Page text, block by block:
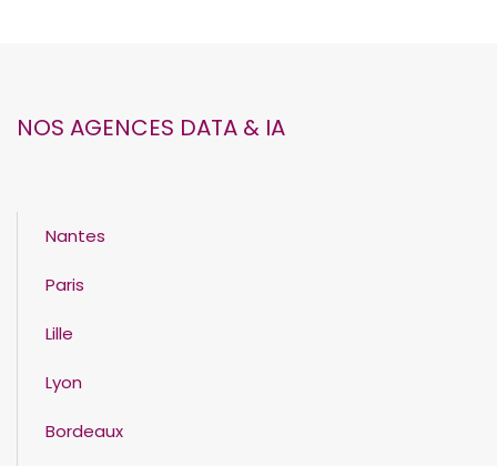
NOS AGENCES DATA & IA
Nantes
Paris
Lille
Lyon
Bordeaux